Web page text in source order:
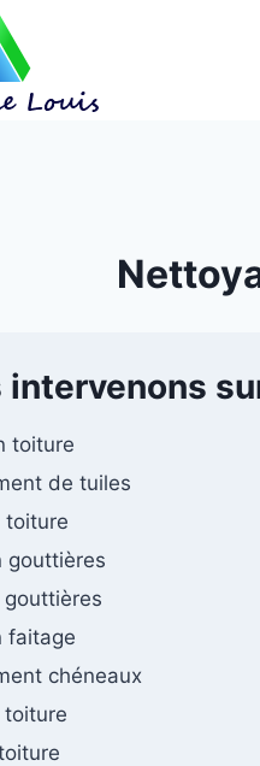
intervenons
toiture
de tuiles
toiture
gouttières
faitage
chéneaux
toiture